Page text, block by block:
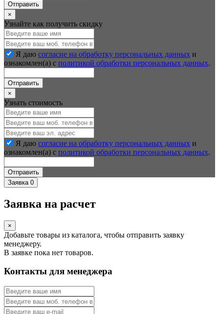
Отправить
×
Узнайте как получить скидку
Я даю согласие на обработку персональных данных и
ознакомлен(а) с политикой обработки персональных данных.
Отправить
×
Узнать стоимость
Я даю согласие на обработку персональных данных и
ознакомлен(а) с политикой обработки персональных данных.
Отправить
Заявка 0
Заявка на расчет
×
Добавьте товары из каталога, чтобы отправить заявку
менеджеру.
В заявке пока нет товаров.
Контакты для менеджера